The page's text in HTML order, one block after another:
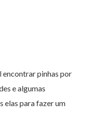
encontrar pinhas por
e algumas
elas para fazer um